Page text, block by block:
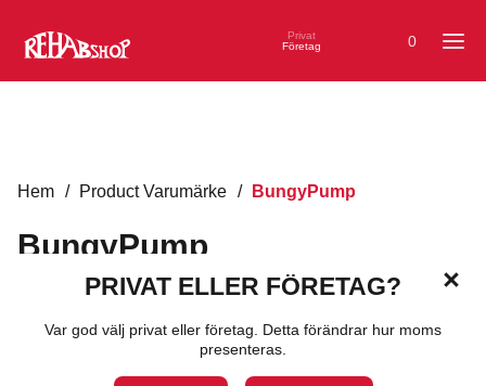
0
Privat
Företag
Hem / Product Varumärke / BungyPump
BungyPump
Visar alla 5 resultatPRIVAT ELLER FÖRETAG?
Var god välj privat eller företag. Detta förändrar hur moms
presenteras.